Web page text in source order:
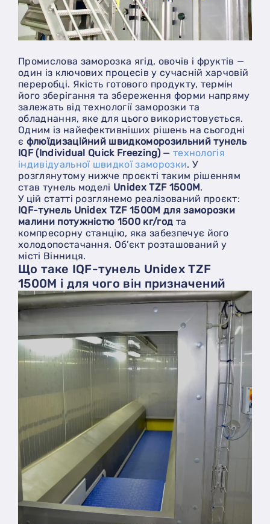
Промислова заморозка ягід, овочів і фруктів —
один із ключових процесів у сучасній харчовій
переробці. Якість готового продукту, термін
його зберігання та збереження форми напряму
залежать від технології заморозки та
обладнання, яке для цього використовується.
Одним із найефективніших рішень на сьогодні
є флюїдизаційний швидкоморозильний тунель
IQF (Individual Quick Freezing)— технологія
індивідуальної швидкої заморозки. У
розглянутому нижче проєкті таким рішенням
став тунель моделі Unidex TZF 1500M.
У цій статті розглянемо реалізований проєкт:
IQF-тунель Unidex TZF 1500M для заморозки
малини потужністю 1500 кг/год та
компресорну станцію, яка забезпечує його
холодопостачання. Об’єкт розташований у
місті Вінниця.
Що таке IQF-тунель Unidex TZF
1500M і для чого він призначений